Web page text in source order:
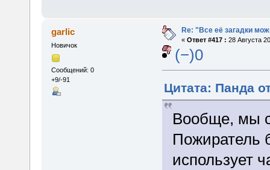
garlic
Новичок
Сообщений: 0
+9/-91
Re: "Все её загадки
« Ответ #417 : 28 Августа
(−)0
Цитата: Панда
Вообще, мы
Пожиратель
использует